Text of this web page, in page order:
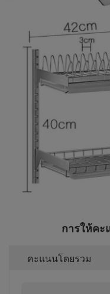
การให้ค
คะแนนโดยรวม